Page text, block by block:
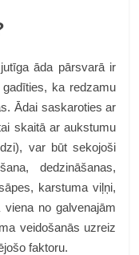
āda pārsvarā ir
ka redzamu
Ādai saskaroties ar
skaitā ar aukstumu
var būt sekojoši
dedzināšanas,
karstuma viļņi,
no galvenajām
veidošanās uzreiz
faktoru.